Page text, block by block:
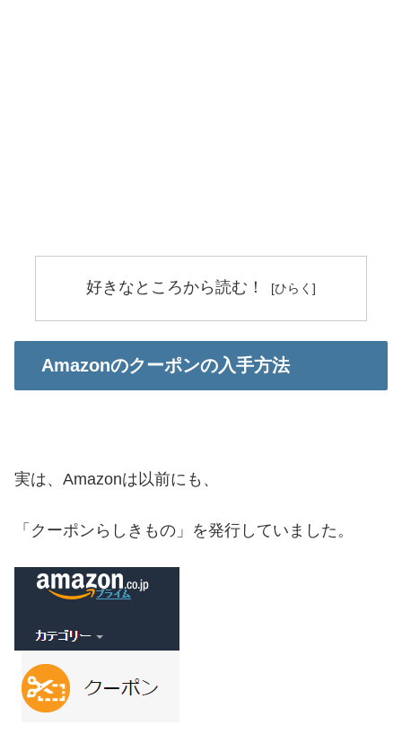
好きなところから読む！
Amazonのクーポンの入手方法
実は、Amazonは以前にも、
「クーポンらしきもの」を発行していました。